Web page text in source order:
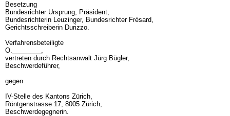
Besetzung
Bundesrichter Ursprung, Präsident,
Bundesrichterin Leuzinger, Bundesrichter Frésard,
Gerichtsschreiberin Durizzo.
Verfahrensbeteiligte
O.________,
vertreten durch Rechtsanwalt Jürg Bügler,
Beschwerdeführer,
gegen
IV-Stelle des Kantons Zürich,
Röntgenstrasse 17, 8005 Zürich,
Beschwerdegegnerin.